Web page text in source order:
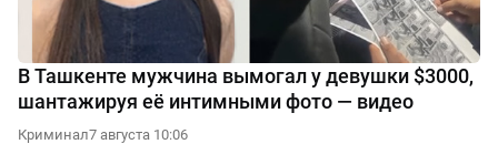
В Ташкенте мужчина вымогал у девушки $3000,
шантажируя её интимными фото — видео
Криминал7 августа 10:06